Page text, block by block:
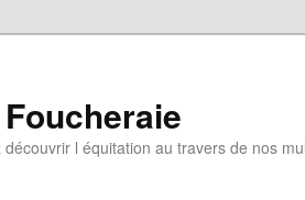
découvrir l équitation au travers de nos